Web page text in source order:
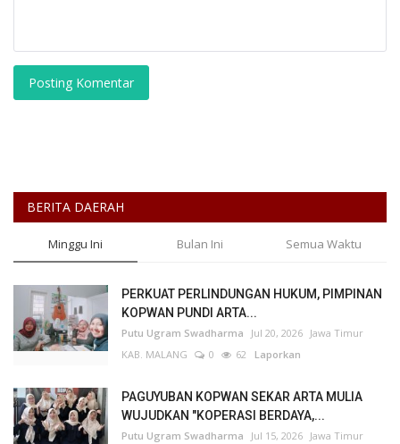
Posting Komentar
BERITA DAERAH
Minggu Ini Bulan Ini Semua Waktu
PERKUAT PERLINDUNGAN HUKUM, PIMPINAN
KOPWAN PUNDI ARTA...
Putu Ugram Swadharma Jul 20, 2026 Jawa Timur
KAB. MALANG
0 62 Laporkan
PAGUYUBAN KOPWAN SEKAR ARTA MULIA
WUJUDKAN "KOPERASI BERDAYA,...
Putu Ugram Swadharma Jul 15, 2026 Jawa Timur